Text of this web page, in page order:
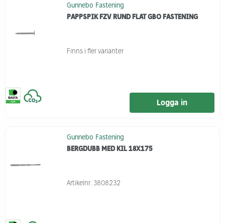
Gunnebo Fastening
PAPPSPIK FZV RUND FLAT GBO FASTENING
Finns i fler varianter
Logga in
Gunnebo Fastening
BERGDUBB MED KIL 18X175
Artikelnr. 3808232